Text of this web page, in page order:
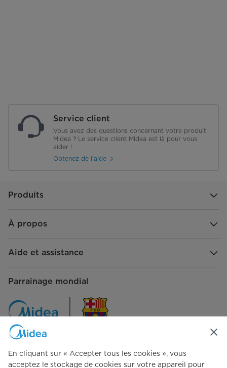
Service client
Vous avez des questions concernant votre produit
Midea ? Le service client Midea est là pour vous
aider !
Obtenez de l'aide
Produits
À propos
Aide et assistance
Parrainage mondial
Contactez-nous
En cliquant sur « Accepter tous les cookies », vous
acceptez le stockage de cookies sur votre appareil pour